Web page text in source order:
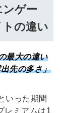
ゲー
の違い
最大の違い
先の多さ」
いった期間
レミアムは1